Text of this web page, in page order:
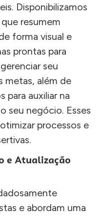
Disponibilizamos
resumem
forma visual e
prontas para
seu
metas, além de
para auxiliar na
seu negócio. Esses
processos e
e Atualização
e abordam uma